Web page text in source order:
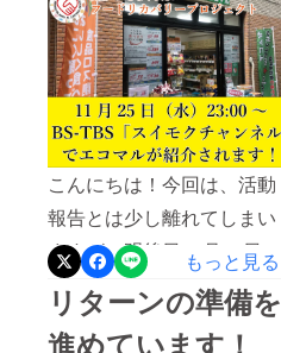
ン商品はお待たせして申し
訳ございません。商品が概
ね揃ってきており、梱包も
一部を除きほとんどが完了
しております。近日中には
発送できると思いますの
で、改めてお知らせいたし
ます。さて、緊急告知で
す！ 本日、既にオンエア中
ではありますが、16:40〜の
こんにちは！今回は、活動
報告とは少し離れてしまい
ますが、明後日11月25日
（水）23時よりBS-
TBS「スイモクチャンネ
もっと見る
リターンの準備を
進めています！